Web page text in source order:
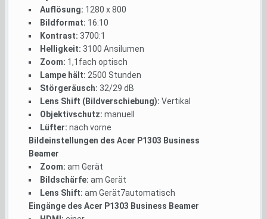
Auflösung: 1280 x 800
Bildformat: 16:10
Kontrast: 3700:1
Helligkeit: 3100 Ansilumen
Zoom: 1,1fach optisch
Lampe hält: 2500 Stunden
Störgeräusch: 32/29 dB
Lens Shift (Bildverschiebung): Vertikal
Objektivschutz: manuell
Lüfter: nach vorne
Bildeinstellungen des Acer P1303 Business
Beamer
Zoom: am Gerät
Bildschärfe: am Gerät
Lens Shift: am Gerät7automatisch
Eingänge des Acer P1303 Business Beamer